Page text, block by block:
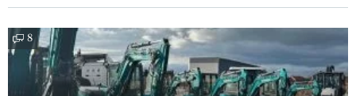
8